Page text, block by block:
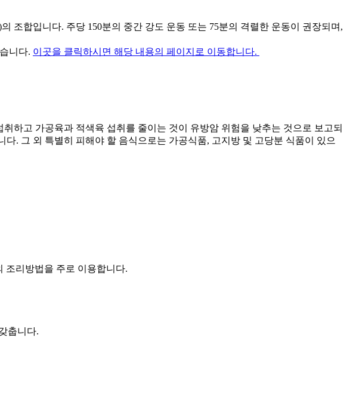
조합입니다. 주당 150분의 중간 강도 운동 또는 75분의 격렬한 운동이 권장되며,
니다. 이곳을 클릭하시면 해당 내용의 페이지로 이동합니다.
하고 가공육과 적색육 섭취를 줄이는 것이 유방암 위험을 낮추는 것으로 보고되
. 그 외 특별히 피해야 할 음식으로는 가공식품, 고지방 및 고당분 식품이 있으
조리방법을 주로 이용합니다.
춥니다.